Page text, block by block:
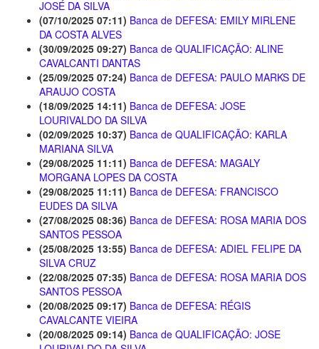
JOSÉ DA SILVA
(07/10/2025 07:11) Banca de DEFESA: EMILY MIRLENE
DA COSTA ALVES
(30/09/2025 09:27) Banca de QUALIFICAÇÃO: ALINE
CAVALCANTI DANTAS
(25/09/2025 07:24) Banca de DEFESA: PAULO MARKS DE
ARAUJO COSTA
(18/09/2025 14:11) Banca de DEFESA: JOSE
LOURIVALDO DA SILVA
(02/09/2025 10:37) Banca de QUALIFICAÇÃO: KARLA
MARIANA SILVA
(29/08/2025 11:11) Banca de DEFESA: MAGALY
MORGANA LOPES DA COSTA
(29/08/2025 11:11) Banca de DEFESA: FRANCISCO
EUDES DA SILVA
(27/08/2025 08:36) Banca de DEFESA: ROSA MARIA DOS
SANTOS PESSOA
(25/08/2025 13:55) Banca de DEFESA: ADIEL FELIPE DA
SILVA CRUZ
(22/08/2025 07:35) Banca de DEFESA: ROSA MARIA DOS
SANTOS PESSOA
(20/08/2025 09:17) Banca de DEFESA: RÉGIS
CAVALCANTE VIEIRA
(20/08/2025 09:14) Banca de QUALIFICAÇÃO: JOSE